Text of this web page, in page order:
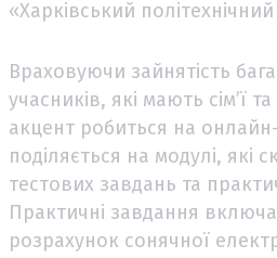
«Харківський політехнічний
Враховуючи зайнятість
учасників, які мають сім’ї
акцент робиться на
поділяється на модулі, які
тестових завдань та
Практичні завдання
розрахунок сонячної